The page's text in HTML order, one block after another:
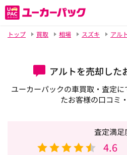
トップ
買取 相場 スズキ アルト
アルトを売却した
ユーカーパックの車買取・査定
たお客様の口コミ
査定満足
4.6